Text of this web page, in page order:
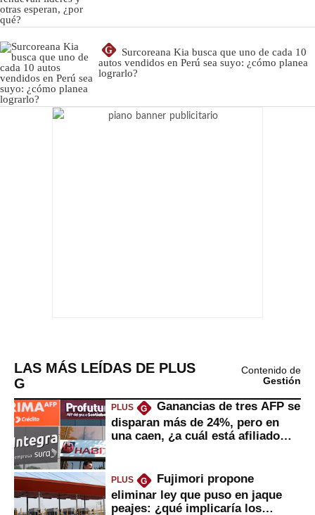
G
Surcoreana Kia busca que uno de cada 10
autos vendidos en Perú sea suyo: ¿cómo planea
lograrlo?
LAS MÁS LEÍDAS DE PLUS
G
Contenido de
Gestión
PLUS G
Ganancias de tres AFP se
disparan más de 24%, pero en
una caen, ¿a cuál está afiliado
PLUS G
Fujimori propone
eliminar ley que puso en jaque
peajes: ¿qué implicaría los